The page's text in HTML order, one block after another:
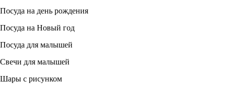
Посуда на день рождения
Посуда на Новый год
Посуда для малышей
Свечи для малышей
Шары с рисунком